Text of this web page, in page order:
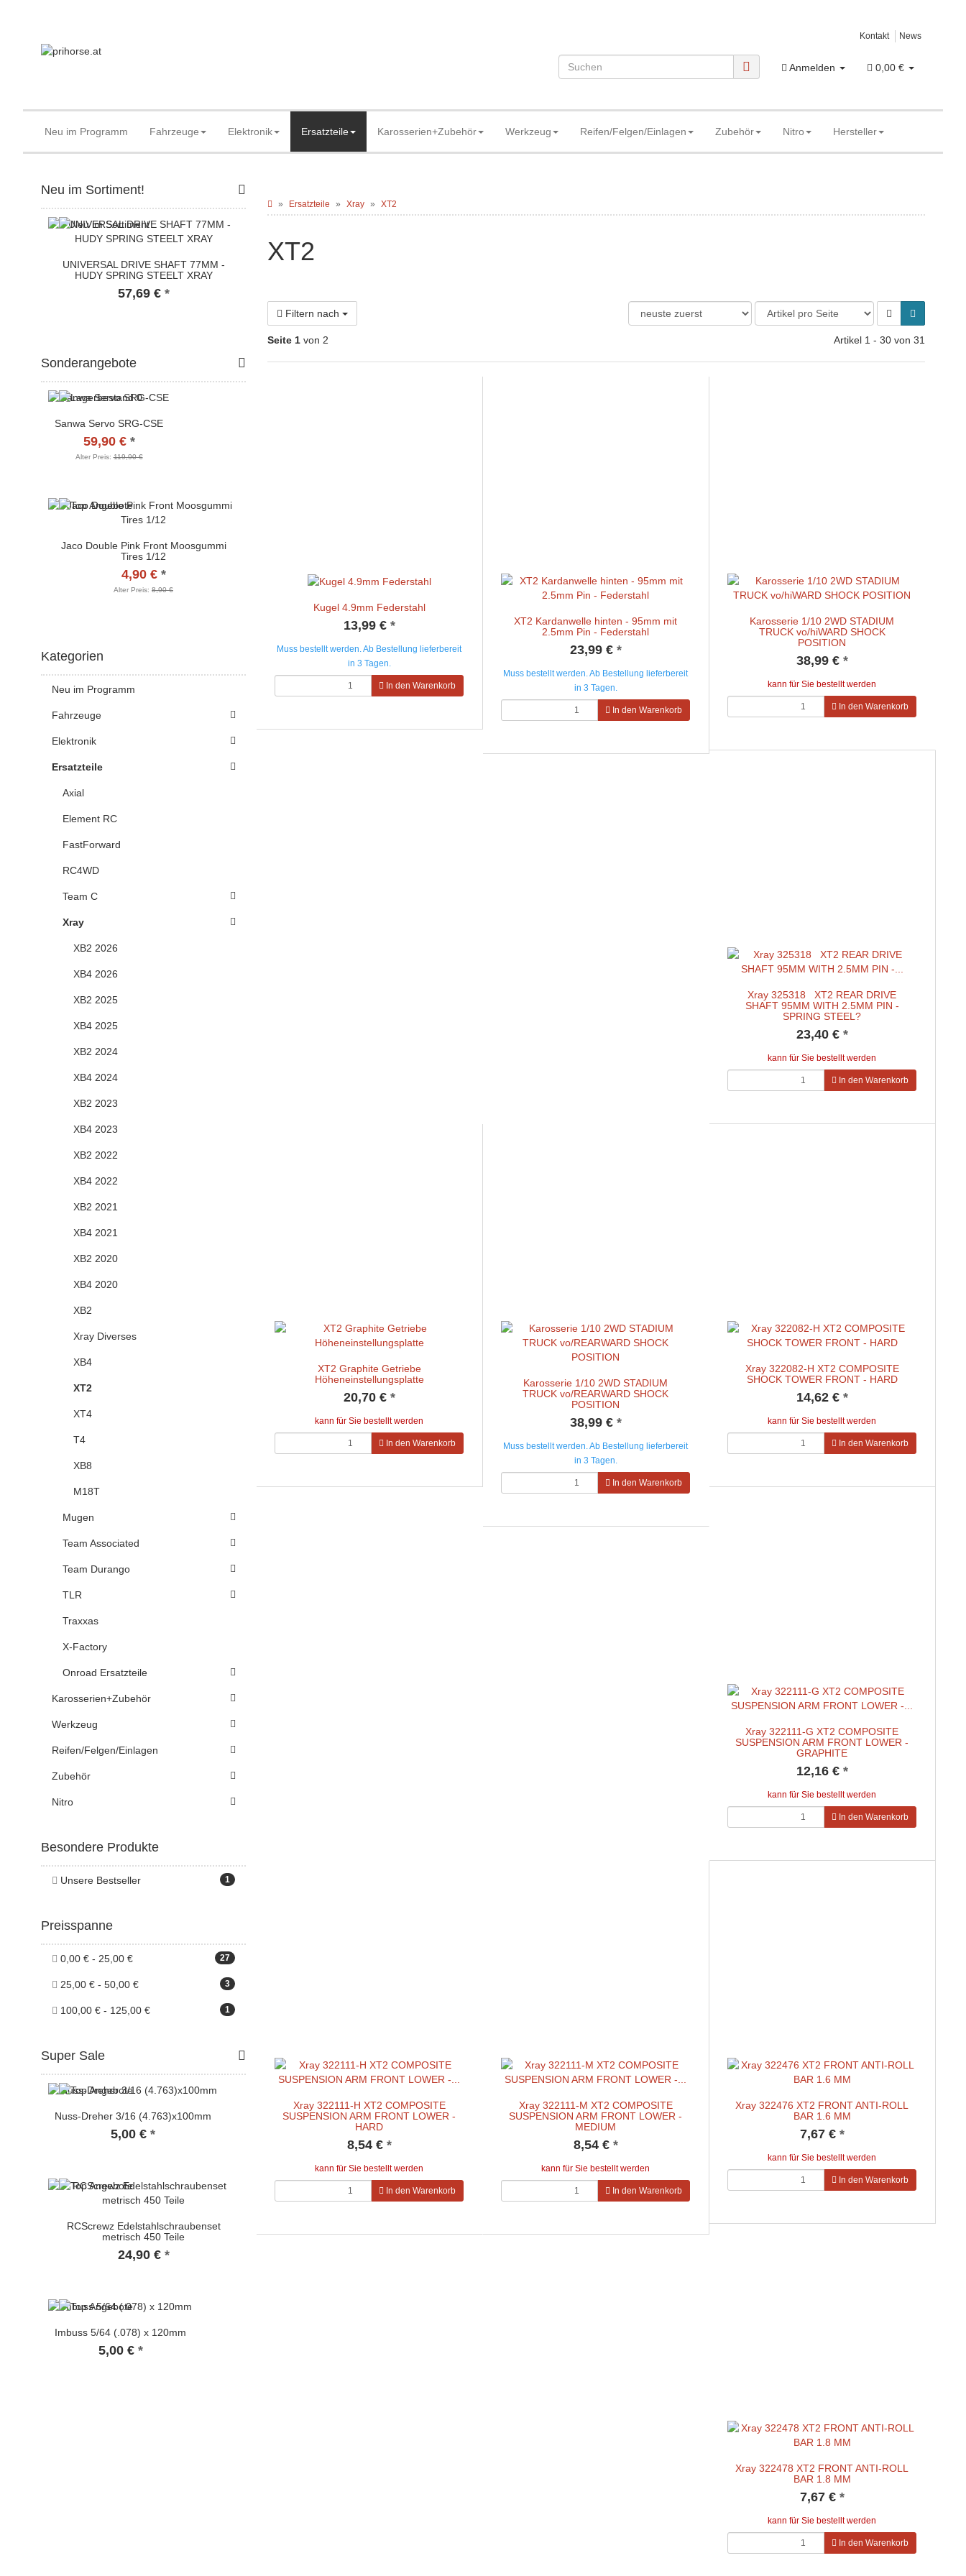
Kontakt News
Anmelden 0,00 €
Neu im Programm Fahrzeuge Elektronik Ersatzteile Karosserien+Zubehör Werkzeug Reifen/Felgen/Einlagen Zubehör Nitro Hersteller
Ersatzteile Xray XT2
XT2
Filtern nach
Seite 1 von 2 Artikel 1 - 30 von 31
Kugel 4.9mm Federstahl
13,99 € *
Muss bestellt werden. Ab Bestellung lieferbereit
in 3 Tagen.
In den Warenkorb
XT2 Kardanwelle hinten - 95mm mit
2.5mm Pin - Federstahl
23,99 € *
Muss bestellt werden. Ab Bestellung lieferbereit
in 3 Tagen.
In den Warenkorb
Karosserie 1/10 2WD STADIUM
TRUCK vo/hiWARD SHOCK
POSITION
38,99 € *
kann für Sie bestellt werden
In den Warenkorb
Xray 325318 XT2 REAR DRIVE
SHAFT 95MM WITH 2.5MM PIN -
SPRING STEEL?
23,40 € *
kann für Sie bestellt werden
In den Warenkorb
XT2 Graphite Getriebe
Höheneinstellungsplatte
20,70 € *
kann für Sie bestellt werden
In den Warenkorb
Karosserie 1/10 2WD STADIUM
TRUCK vo/REARWARD SHOCK
POSITION
38,99 € *
Muss bestellt werden. Ab Bestellung lieferbereit
in 3 Tagen.
In den Warenkorb
Xray 322082-H XT2 COMPOSITE
SHOCK TOWER FRONT - HARD
14,62 € *
kann für Sie bestellt werden
In den Warenkorb
Xray 322111-G XT2 COMPOSITE
SUSPENSION ARM FRONT LOWER -
GRAPHITE
12,16 € *
kann für Sie bestellt werden
In den Warenkorb
Xray 322111-H XT2 COMPOSITE
SUSPENSION ARM FRONT LOWER -
HARD
8,54 € *
kann für Sie bestellt werden
In den Warenkorb
Xray 322111-M XT2 COMPOSITE
SUSPENSION ARM FRONT LOWER -
MEDIUM
8,54 € *
kann für Sie bestellt werden
In den Warenkorb
Xray 322476 XT2 FRONT ANTI-ROLL
BAR 1.6 MM
7,67 € *
kann für Sie bestellt werden
In den Warenkorb
Xray 322478 XT2 FRONT ANTI-ROLL
BAR 1.8 MM
7,67 € *
kann für Sie bestellt werden
In den Warenkorb
Neu im Sortiment!
UNIVERSAL DRIVE SHAFT 77MM -
HUDY SPRING STEELT XRAY
57,69 € *
Sonderangebote
Sanwa Servo SRG-CSE
59,90 € *
Alter Preis:119,90 €
Jaco Double Pink Front Moosgummi
Tires 1/12
4,90 € *
Alter Preis: 8,90 €
Kategorien
Neu im Programm
Fahrzeuge
Elektronik
Ersatzteile
Axial
Element RC
FastForward
RC4WD
Team C
Xray
XB2 2026
XB4 2026
XB2 2025
XB4 2025
XB2 2024
XB4 2024
XB2 2023
XB4 2023
XB2 2022
XB4 2022
XB2 2021
XB4 2021
XB2 2020
XB4 2020
XB2
Xray Diverses
XB4
XT2
XT4
T4
XB8
M18T
Mugen
Team Associated
Team Durango
TLR
Traxxas
X-Factory
Onroad Ersatzteile
Karosserien+Zubehör
Werkzeug
Reifen/Felgen/Einlagen
Zubehör
Nitro
Besondere Produkte
1
Unsere Bestseller
Preisspanne
27
0,00 € - 25,00 €
3
25,00 € - 50,00 €
1
100,00 € - 125,00 €
Super Sale
Nuss-Dreher 3/16 (4.763)x100mm
5,00 € *
RCScrewz Edelstahlschraubenset
metrisch 450 Teile
24,90 € *
Imbuss 5/64 (.078) x 120mm
5,00 € *